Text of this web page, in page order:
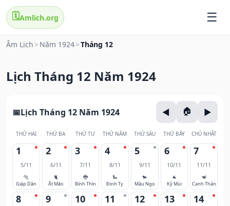
🗓️Amlich.org
Âm Lịch > Năm 1924>Tháng 12
Lịch Tháng 12 Năm 1924
Lịch Tháng 12 Năm 1924
THỨ HAI THỨ BA THỨ TƯ THỨ NĂM THỨ SÁU THỨ BẢY CHỦ NHẬT
1
5/11
🐅
Giáp Dần
2
6/11
🐈
Ất Mão
3
7/11
🐉
Bính Thìn
4
8/11
🐍
Đinh Tỵ
5
9/11
🐎
Mậu Ngọ
6
10/11
🐐
Kỷ Mùi
7
11/11
🐒
Canh Thân
8 9 10 11 12 13 14